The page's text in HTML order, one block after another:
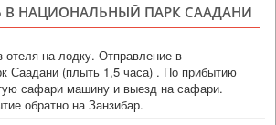
В НАЦИОНАЛЬНЫЙ ПАРК СААДАНИ
отеля на лодку. Отправление в
Саадани (плыть 1,5 часа) . По прибытию
сафари машину и выезд на сафари.
обратно на Занзибар.